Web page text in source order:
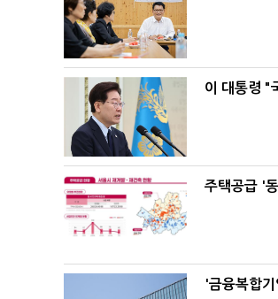
이 대통령 "
주택공급 '
'금융복합